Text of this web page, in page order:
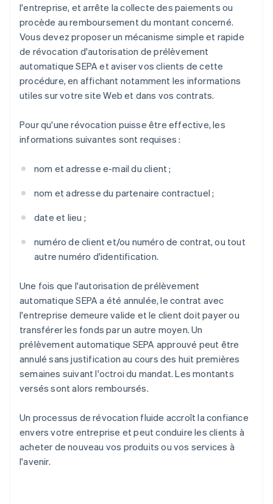
l'entreprise, et arrête la collecte des paiements ou
procède au remboursement du montant concerné.
Vous devez proposer un mécanisme simple et rapide
de révocation d'autorisation de prélèvement
automatique SEPA et aviser vos clients de cette
procédure, en affichant notamment les informations
utiles sur votre site Web et dans vos contrats.
Pour qu'une révocation puisse être effective, les
informations suivantes sont requises :
nom et adresse e-mail du client ;
nom et adresse du partenaire contractuel ;
date et lieu ;
numéro de client et/ou numéro de contrat, ou tout
autre numéro d'identification.
Une fois que l'autorisation de prélèvement
automatique SEPA a été annulée, le contrat avec
l'entreprise demeure valide et le client doit payer ou
transférer les fonds par un autre moyen. Un
prélèvement automatique SEPA approuvé peut être
annulé sans justification au cours des huit premières
semaines suivant l'octroi du mandat. Les montants
versés sont alors remboursés.
Un processus de révocation fluide accroît la confiance
envers votre entreprise et peut conduire les clients à
acheter de nouveau vos produits ou vos services à
l'avenir.